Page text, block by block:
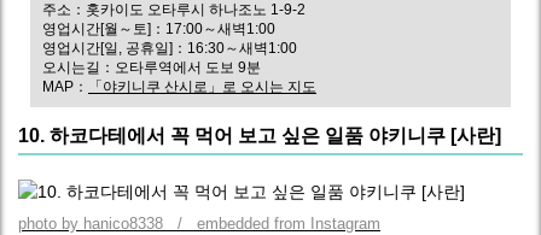
주소：홋카이도 오타루시 하나조노 1-9-2
영업시간[월～토]：17:00～새벽1:00
영업시간[일, 공휴일]：16:30～새벽1:00
오시는길：오타루역에서 도보 9분
MAP：
「야키니쿠 산시로」로 오시는 지도
10. 하코다테에서 꼭 먹어 보고 싶은 일품 야키니쿠 [사란]
photo by hanico8338 / embedded from Instagram